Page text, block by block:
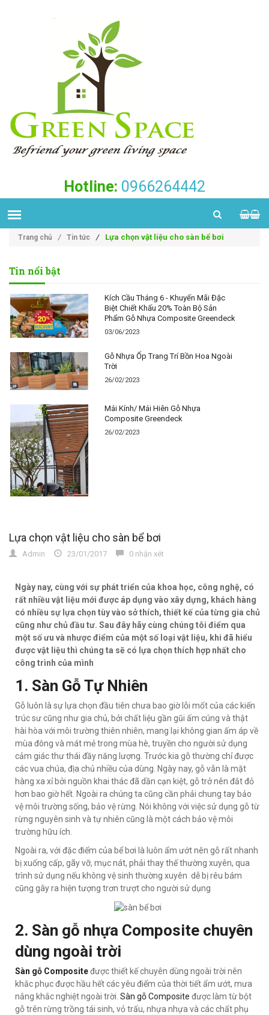
Hotline: 0966264442
Trang chủ / Tin tức / Lựa chọn vật liệu cho sàn bể bơi
Tin nổi bật
Kích Cầu Tháng 6 - Khuyến Mãi Đặc
Biệt Chiết Khấu 20% Toàn Bộ Sản
Phẩm Gỗ Nhựa Composite Greendeck
03/06/2023
Gỗ Nhựa Ốp Trang Trí Bồn Hoa Ngoài
Trời
26/02/2023
Mái Kính/ Mái Hiên Gỗ Nhựa
Composite Greendeck
26/02/2023
Lựa chọn vật liệu cho sàn bể bơi
Admin 23/01/2017 0 nhận xét
Ngày nay, cùng với sự phát triển của khoa học, công nghệ, có
rất nhiều vật liệu mới được áp dụng vào xây dựng, khách hàng
có nhiều sự lựa chọn tùy vào sở thích, thiết kế của từng gia chủ
cũng như chủ đầu tư. Sau đây hãy cùng chúng tôi điểm qua
một số ưu và nhược điểm của một số loại vật liệu, khi đã hiểu
được vật liệu thì chúng ta sẽ có lựa chọn thích hợp nhất cho
công trình của mình
1. Sàn Gỗ Tự Nhiên
Gỗ luôn là sự lựa chọn đầu tiên chưa bao giờ lỗi mốt của các kiến
trúc sư cũng như gia chủ, bởi chất liệu gần gũi ấm cúng và thật
hài hòa với môi trường thiên nhiên, mang lại không gian ấm áp về
mùa đông và mát mẻ trong mùa hè, truyền cho người sử dụng
cảm giác thư thái đầy năng lượng. Trước kia gỗ thường chỉ được
các vua chúa, địa chủ nhiều của dùng. Ngày nay, gỗ vẫn là mặt
hàng xa xỉ bởi nguồn khai thác đã dần cạn kiệt, gỗ trở nên đắt đỏ
hơn bao giờ hết. Ngoài ra chúng ta cũng cần phải chung tay bảo
vệ môi trường sống, bảo vệ rừng. Nói không với việc sử dụng gỗ từ
rừng nguyên sinh và tự nhiên cũng là một cách bảo vệ môi
trường hữu ích.
Ngoài ra, với đặc điểm của bể bơi là luôn ẩm ướt nên gỗ rất nhanh
bị xuống cấp, gãy vỡ, mục nát, phải thay thế thường xuyên, qua
trình sử dụng nếu không vệ sinh thường xuyên dễ bị rêu bám
cũng gây ra hiện tượng trơn trượt cho người sử dụng
2. Sàn gỗ nhựa Composite chuyên
dùng ngoài trời
Sàn gỗ Compositeđược thiết kế chuyên dùng ngoài trời nên
khắc phục được hầu hết các yêu điểm của thời tiết ẩm ướt, mưa
nắng khắc nghiệt ngoài trời. Sàn gỗ Composite được làm từ bột
gỗ trên rừng trồng tái sinh, vỏ trấu, nhựa nhựa và các chất phụ